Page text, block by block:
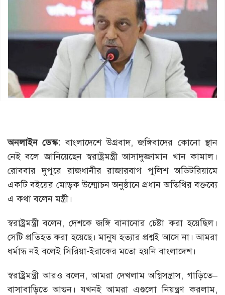
অনলাইন ডেস্ক: বাংলাদেশে উগ্রবাদ, জঙ্গিবাদের কোনো স্থান
নেই বলে জানিয়েছেন স্বরাষ্ট্রমন্ত্রী আসাদুজ্জামান খান কামাল।
রোববার দুপুরে রাজধানীর রাজারবাগ পুলিশ অডিটরিয়ামে
একটি বইয়ের মোড়ক উন্মোচন অনুষ্ঠানে প্রধান অতিথির বক্তব্যে
এ কথা বলেন মন্ত্রী।
স্বরাষ্ট্রমন্ত্রী বলেন, দেশকে জঙ্গি বানানোর চেষ্টা করা হয়েছিল।
সেটি প্রতিহত করা হয়েছে। মানুষ হত্যার প্রশ্নই আসে না। আমরা
ধর্মান্ধ নই বলেই সিরিয়া-ইরাকের মতো হয়নি বাংলাদেশ।
স্বরাষ্ট্রমন্ত্রী আরও বলেন, আমরা দেখলাম অগ্নিসন্ত্রাস, গাড়িতে–
বাসাবাড়িতে আগুন। যখনই আমরা এগুলো নিয়ন্ত্রণ করলাম,